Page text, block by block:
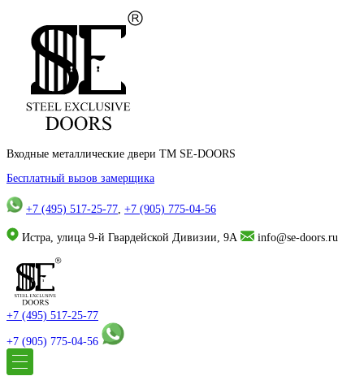
Входные металлические двери TM SE-DOORS
Бесплатный вызов замерщика
+7 (495) 517-25-77, +7 (905) 775-04-56
Истра, улица 9-й Гвардейской Дивизии, 9А info@se-doors.ru
+7 (495) 517-25-77
+7 (905) 775-04-56